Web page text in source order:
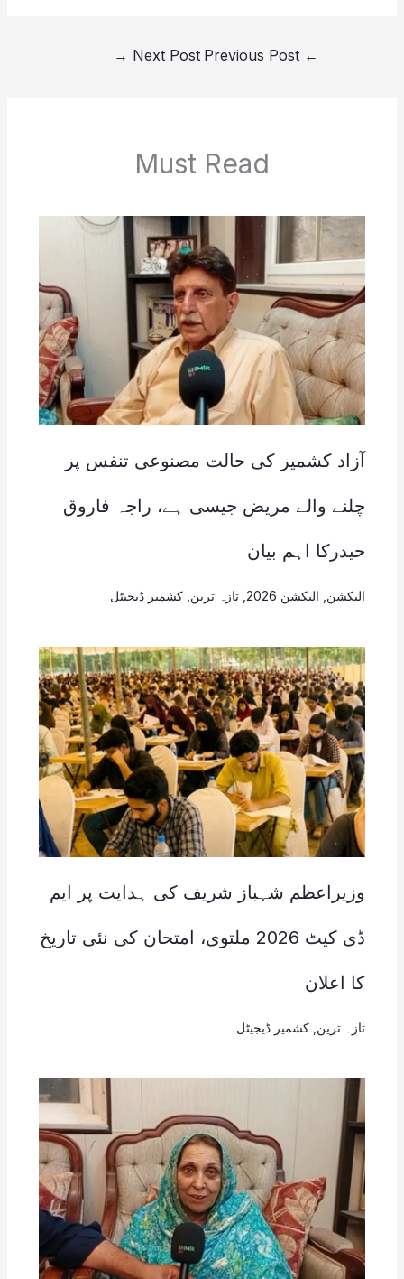
←
Next Post
→
Must Read
آزاد کشمیر کی حالت مصنوعی تنفس پر
چلنے والے مریض جیسی ہے، راجہ فاروق
حیدرکا اہم بیان
الیکشن الیکشن 2026 , تازہ ترین کشمیر ڈیجیٹل
وزیراعظم شہباز شریف کی ہدایت پر ایم
ڈی کیٹ 2026 ملتوی، امتحان کی نئی تاریخ
کا اعلان
تازہ ترین کشمیر ڈیجیٹل